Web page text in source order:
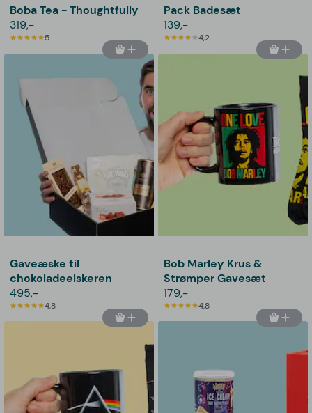
Boba Tea - Thoughtfully
319,-
5
Pack Badesæt
139,-
4,2
Gaveæske til
chokoladeelskeren
495,-
4,8
Bob Marley Krus &
Strømper Gavesæt
179,-
4,8